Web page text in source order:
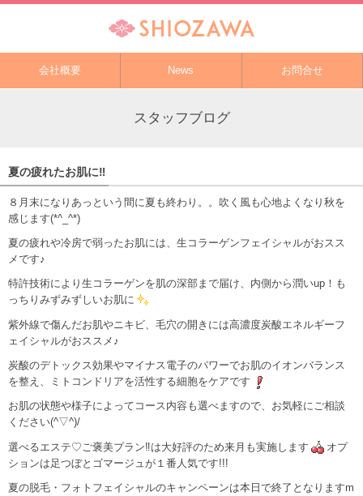
会社概要 News お問合せ
スタッフブログ
夏の疲れたお肌に‼
８月末になりあっという間に夏も終わり。。吹く風も心地よくなり秋を
感じます(*^_^*)
夏の疲れや冷房で弱ったお肌には、生コラーゲンフェイシャルがおスス
メです♪
特許技術により生コラーゲンを肌の深部まで届け、内側から潤いup！も
っちりみずみずしいお肌に
紫外線で傷んだお肌やニキビ、毛穴の開きには高濃度炭酸エネルギーフ
ェイシャルがおススメ♪
炭酸のデトックス効果やマイナス電子のパワーでお肌のイオンバランス
を整え、ミトコンドリアを活性する細胞をケアです
お肌の状態や様子によってコース内容も選べますので、お気軽にご相談
ください(^▽^)/
選べるエステ♡ご褒美プラン‼は大好評のため来月も実施します
オプ
ションは足つぼとゴマージュが１番人気です!!!
夏の脱毛・フォトフェイシャルのキャンペーンは本日で終了となりますm